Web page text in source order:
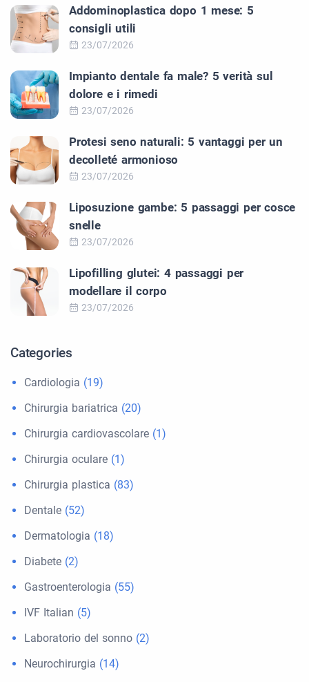
Addominoplastica dopo 1 mese: 5
consigli utili
23/07/2026
Impianto dentale fa male? 5 verità sul
dolore e i rimedi
23/07/2026
Protesi seno naturali: 5 vantaggi per un
decolleté armonioso
23/07/2026
Liposuzione gambe: 5 passaggi per cosce
snelle
23/07/2026
Lipofilling glutei: 4 passaggi per
modellare il corpo
23/07/2026
Categories
Cardiologia (19)
Chirurgia bariatrica (20)
Chirurgia cardiovascolare (1)
Chirurgia oculare (1)
Chirurgia plastica (83)
Dentale (52)
Dermatologia (18)
Diabete (2)
Gastroenterologia (55)
IVF Italian (5)
Laboratorio del sonno (2)
Neurochirurgia (14)